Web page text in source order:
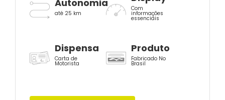
Autonomia
até 25 km
Com
informações
essenciais
Dispensa
Carta de
Motorista
Produto
Fabricado No
Brasil